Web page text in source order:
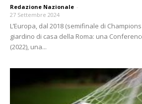
Redazione Nazionale -
27 Settembre 2024
L’Europa, dal 2018 (semifinale di
giardino di casa della Roma: una
(2022), una...